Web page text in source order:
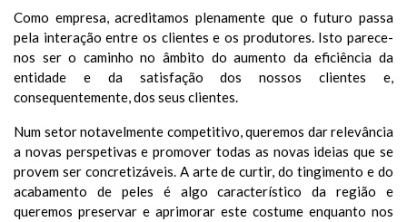
Como empresa, acreditamos plenamente que o futuro passa
pela interação entre os clientes e os produtores. Isto parece-
nos ser o caminho no âmbito do aumento da eficiência da
entidade e da satisfação dos nossos clientes e,
consequentemente, dos seus clientes.
Num setor notavelmente competitivo, queremos dar relevância
a novas perspetivas e promover todas as novas ideias que se
provem ser concretizáveis. A arte de curtir, do tingimento e do
acabamento de peles é algo característico da região e
queremos preservar e aprimorar este costume enquanto nos